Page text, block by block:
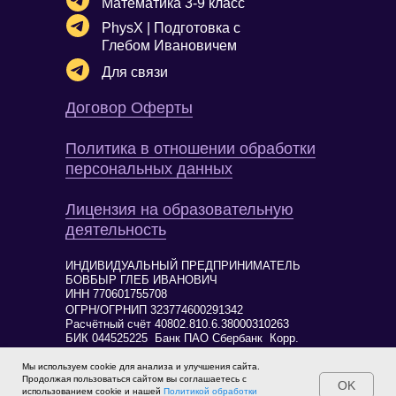
Мы используем cookie для анализа и улучшения сайта.
Продолжая пользоваться сайтом вы соглашаетесь с
использованием cookie и нашей Политикой обработки OK
Договор Оферты
Политика в отношении обработки
персональных данных
Лицензия на образовательную
деятельность
PhysX | Подготовка с
Глебом Ивановичем
Для связи
Математика 3-9 класс
ИНДИВИДУАЛЬНЫЙ ПРЕДПРИНИМАТЕЛЬ
БОВБЫР ГЛЕБ ИВАНОВИЧ
ИНН 770601755708
108849 г. Москва, поселение Внуковское, ул
ОГРН/ОГРНИП 323774600291342
Расчётный счёт 40802.810.6.38000310263
БИК 044525225 Банк ПАО Сбербанк Корр.